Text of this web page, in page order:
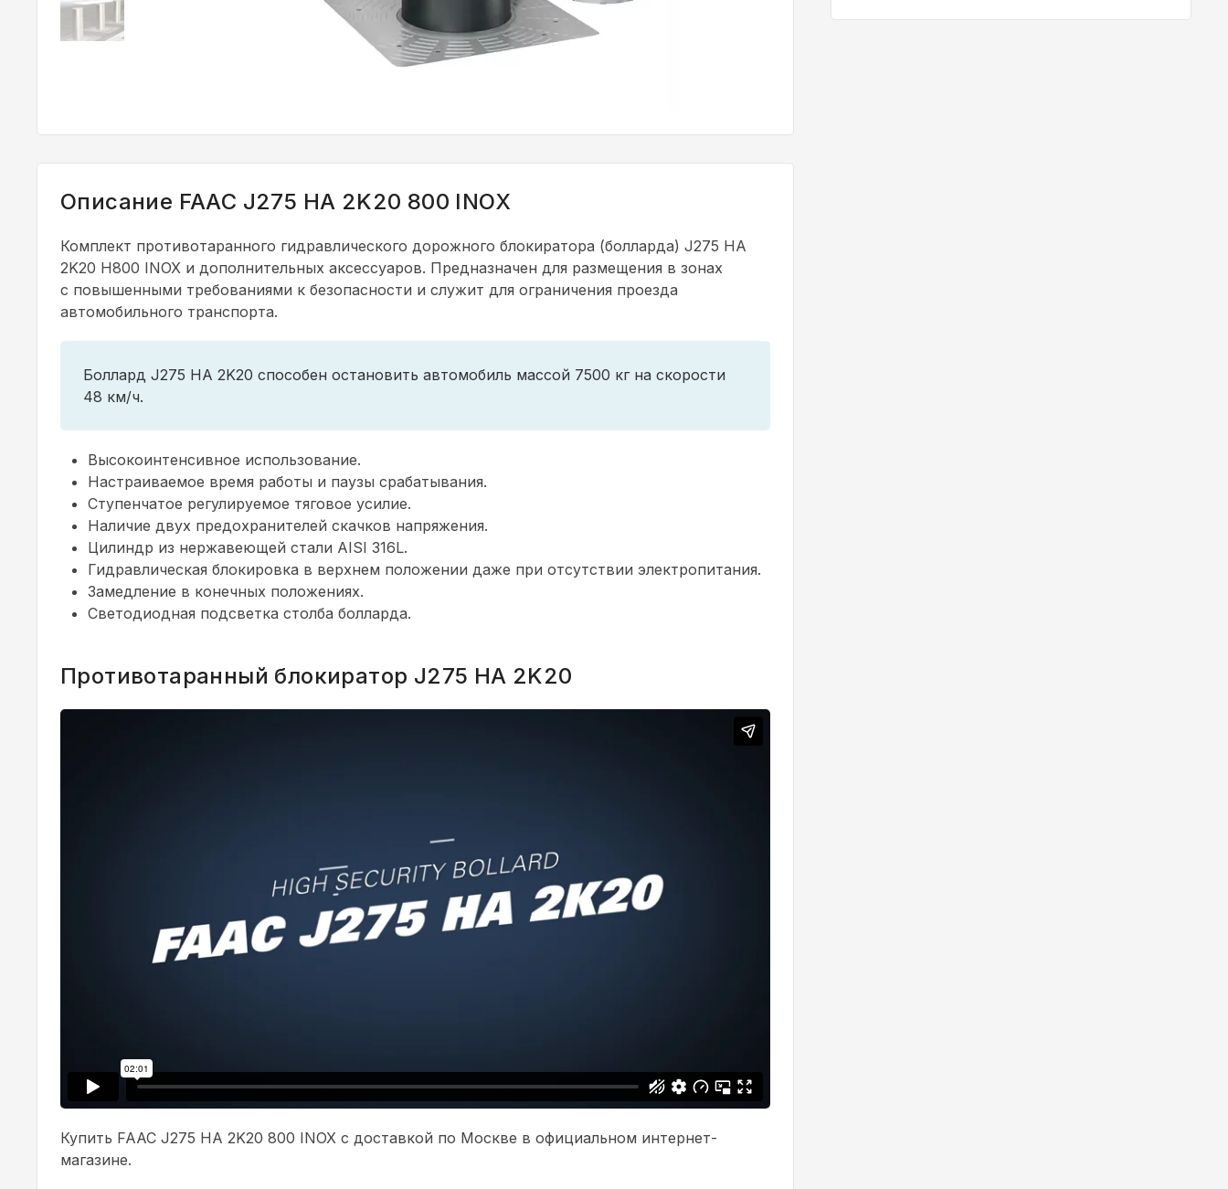
Описание FAAC J275 HA 2K20 800 INOX
Комплект противотаранного гидравлического дорожного блокиратора (болларда) J275 HA
2K20 H800 INOX и дополнительных аксессуаров. Предназначен для размещения в зонах
с повышенными требованиями к безопасности и служит для ограничения проезда
автомобильного транспорта.
Боллард J275 HA 2K20 способен остановить автомобиль массой 7500 кг на скорости
48 км/ч.
Высокоинтенсивное использование.
Настраиваемое время работы и паузы срабатывания.
Ступенчатое регулируемое тяговое усилие.
Наличие двух предохранителей скачков напряжения.
Цилиндр из нержавеющей стали AISI 316L.
Гидравлическая блокировка в верхнем положении даже при отсутствии электропитания.
Замедление в конечных положениях.
Светодиодная подсветка столба болларда.
Противотаранный блокиратор J275 HA 2K20
Купить FAAC J275 HA 2K20 800 INOX с доставкой по Москве в официальном интернет-
магазине.